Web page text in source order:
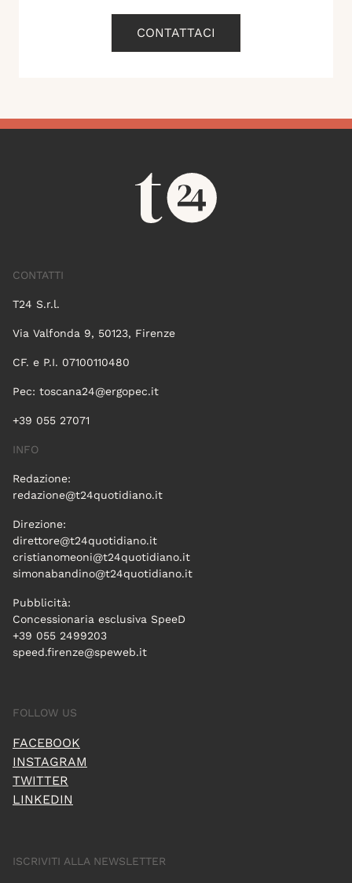
CONTATTACI
CONTATTI
T24 S.r.l.
Via Valfonda 9, 50123, Firenze
CF. e P.I. 07100110480
Pec: toscana24@ergopec.it
+39 055 27071
INFO
Redazione:
redazione@t24quotidiano.it
Direzione:
direttore@t24quotidiano.it
cristianomeoni@t24quotidiano.it
simonabandino@t24quotidiano.it
Pubblicità:
Concessionaria esclusiva SpeeD
+39 055 2499203
speed.firenze@speweb.it
FOLLOW US
FACEBOOK
INSTAGRAM
TWITTER
LINKEDIN
ISCRIVITI ALLA NEWSLETTER